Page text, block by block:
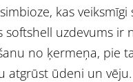
kas veiksmīgi
softshell uzdevums ir
no ķermeņa, pie
atgrūst ūdeni un vēju.